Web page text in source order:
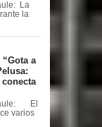
La
la
a
El
varios